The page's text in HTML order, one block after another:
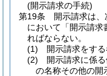
(開示請求の手続)
第19条
開示請求は
において「開示請求
ればならない。
(1)
開示請求をす
(2)
開示請求に係
の名称その他の開